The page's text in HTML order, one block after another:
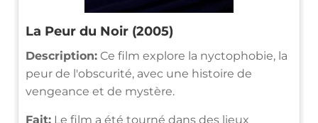
La Peur du Noir (2005)
Description: Ce film explore la nyctophobie, la
peur de l'obscurité, avec une histoire de
vengeance et de mystère.
Fait: Le film a été tourné dans des lieux